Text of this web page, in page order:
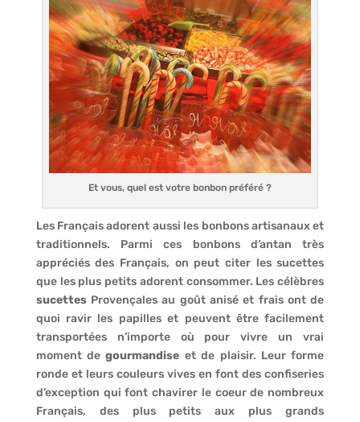
Et vous, quel est votre bonbon préféré ?
Les Français adorent aussi les bonbons artisanaux et
traditionnels. Parmi ces bonbons d’antan très
appréciés des Français, on peut citer les sucettes
que les plus petits adorent consommer. Les célèbres
sucettesProvençales au goût anisé et frais ont de
quoi ravir les papilles et peuvent être facilement
transportées n’importe où pour vivre un vrai
moment degourmandise et de plaisir. Leur forme
ronde et leurs couleurs vives en font des confiseries
d’exception qui font chavirer le coeur de nombreux
Français, des plus petits aux plus grands